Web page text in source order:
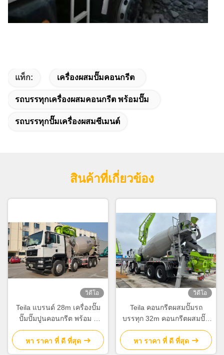
แท็ก: เครื่องผสมปั๊มคอนกรีต
รถบรรทุกเครื่องผสมคอนกรีต พร้อมปั๊ม
รถบรรทุกปั๊มเครื่องผสมซีเมนต์
สินค้าที่เกี่ยวข้อง
วิดีโอ
Teila แบรนด์ 28m เครื่องปั๊ม
ปั๊มปั๊มปูนคอนกรีต พร้อม 4
ช่องพุ่ง 65 m3/h ผลิตและ
ความดัน 8 MPa
หา ราคา ที่ ดี ที่สุด
วิดีโอ
Teila คอนกรีตผสมปั๊มรถ
บรรทุก 32m คอนกรีตผสมปั๊ม
Euro V สําหรับการก่อสร้าง
หา ราคา ที่ ดี ที่สุด